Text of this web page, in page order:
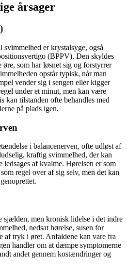
årsager
svimmelhed er krystalsyge, også
(BPPV). Den skyldes
som har løsnet sig og forstyrrer
opstår typisk, når man
vender sig i sengen eller kigger
under et minut, men kan være
kan tilstanden ofte behandles med
på plads igen.
i balancenerven, ofte udløst af
kraftig svimmelhed, der kan
ledsages af kvalme. Hørelsen er som
regel over af sig selv, men det kan
sjælden, men kronisk lidelse i det indre
nedsat hørelse, susen for
af tryk i øret. Anfaldene kan vare fra
handler om at dæmpe symptomerne
andet gennem kostændringer og